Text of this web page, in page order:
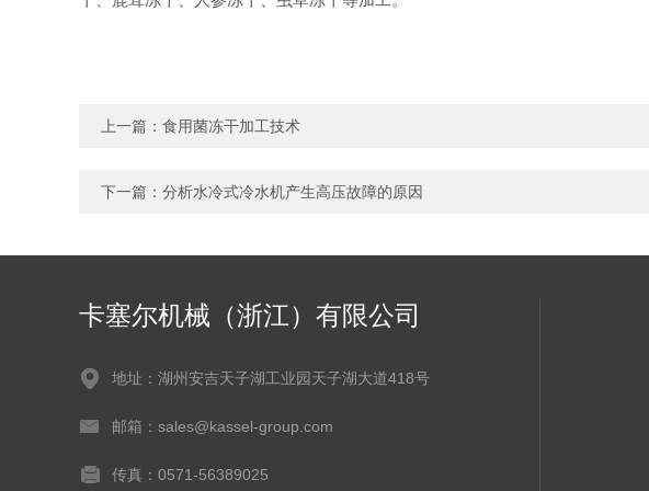
上一篇： 食用菌冻干加工技术
下一篇： 分析水冷式冷水机产生高压故障的原因
卡塞尔机械（浙江）有限公司
地址：湖州安吉天子湖工业园天子湖大道418号
邮箱：sales@kassel-group.com
传真：0571-56389025